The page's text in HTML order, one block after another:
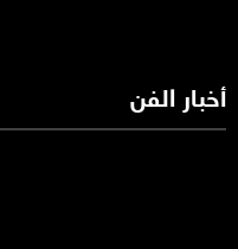
أخبار الفن